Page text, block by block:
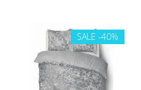
SALE -40%